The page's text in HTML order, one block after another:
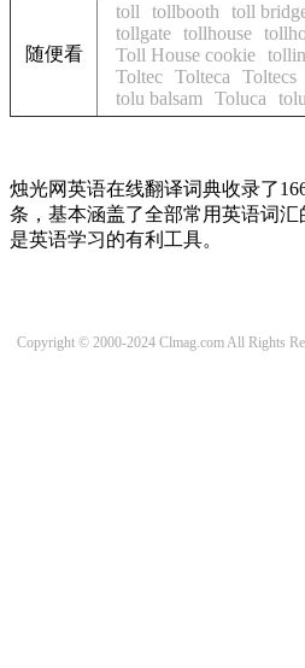
随便看
toll tollbooth toll
tollgate tollhouse
Toll House cookie
Toltec Tolteca Toltecs
tolu balsam
Toluca
烛光网英语在线翻译词典收录了
条，基本涵盖了全部常用英语词汇
是英语学习的有利工具。
Copyright © 2000-2024 Clmag.com All Rights